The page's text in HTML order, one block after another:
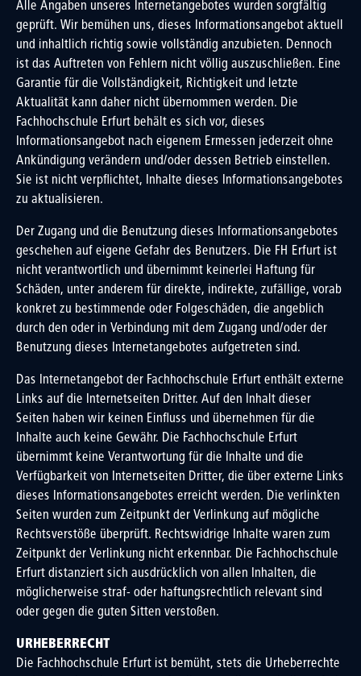
Alle Angaben unseres Internetangebotes wurden sorgfältig
geprüft. Wir bemühen uns, dieses Informationsangebot aktuell
und inhaltlich richtig sowie vollständig anzubieten. Dennoch
ist das Auftreten von Fehlern nicht völlig auszuschließen. Eine
Garantie für die Vollständigkeit, Richtigkeit und letzte
Aktualität kann daher nicht übernommen werden. Die
Fachhochschule Erfurt behält es sich vor, dieses
Informationsangebot nach eigenem Ermessen jederzeit ohne
Ankündigung verändern und/oder dessen Betrieb einstellen.
Sie ist nicht verpflichtet, Inhalte dieses Informationsangebotes
zu aktualisieren.
Der Zugang und die Benutzung dieses Informationsangebotes
geschehen auf eigene Gefahr des Benutzers. Die FH Erfurt ist
nicht verantwortlich und übernimmt keinerlei Haftung für
Schäden, unter anderem für direkte, indirekte, zufällige, vorab
konkret zu bestimmende oder Folgeschäden, die angeblich
durch den oder in Verbindung mit dem Zugang und/oder der
Benutzung dieses Internetangebotes aufgetreten sind.
Das Internetangebot der Fachhochschule Erfurt enthält externe
Links auf die Internetseiten Dritter. Auf den Inhalt dieser
Seiten haben wir keinen Einfluss und übernehmen für die
Inhalte auch keine Gewähr. Die Fachhochschule Erfurt
übernimmt keine Verantwortung für die Inhalte und die
Verfügbarkeit von Internetseiten Dritter, die über externe Links
dieses Informationsangebotes erreicht werden. Die verlinkten
Seiten wurden zum Zeitpunkt der Verlinkung auf mögliche
Rechtsverstöße überprüft. Rechtswidrige Inhalte waren zum
Zeitpunkt der Verlinkung nicht erkennbar. Die Fachhochschule
Erfurt distanziert sich ausdrücklich von allen Inhalten, die
möglicherweise straf- oder haftungsrechtlich relevant sind
oder gegen die guten Sitten verstoßen.
URHEBERRECHT
Die Fachhochschule Erfurt ist bemüht, stets die Urheberrechte